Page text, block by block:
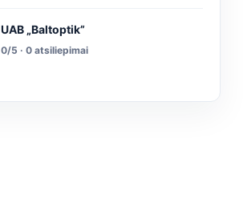
UAB „Baltoptik”
0/5 · 0 atsiliepimai